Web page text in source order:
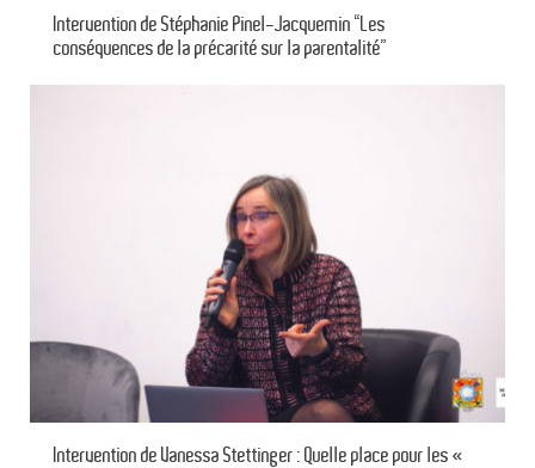
Intervention de Stéphanie Pinel-Jacquemin “Les
conséquences de la précarité sur la parentalité”
Intervention de Vanessa Stettinger : Quelle place pour les «